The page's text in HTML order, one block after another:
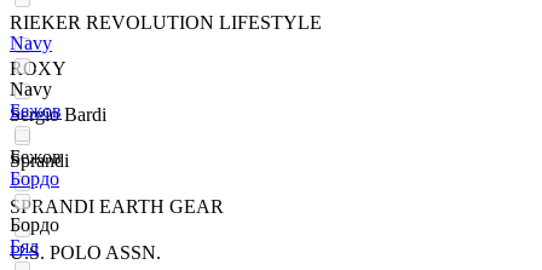
RIEKER REVOLUTION LIFESTYLE
ROXY
Sergio Bardi
Sprandi
SPRANDI EARTH GEAR
U.S. POLO ASSN.
Navy
Navy
Бежов
Бежов
Бордо
Бордо
Бял